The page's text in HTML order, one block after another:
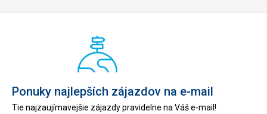
Ponuky najlepších zájazdov na e-mail
Tie najzaujímavejšie zájazdy pravidelne na Váš e-mail!